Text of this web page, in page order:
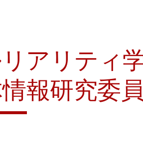
アリティ
報研究委